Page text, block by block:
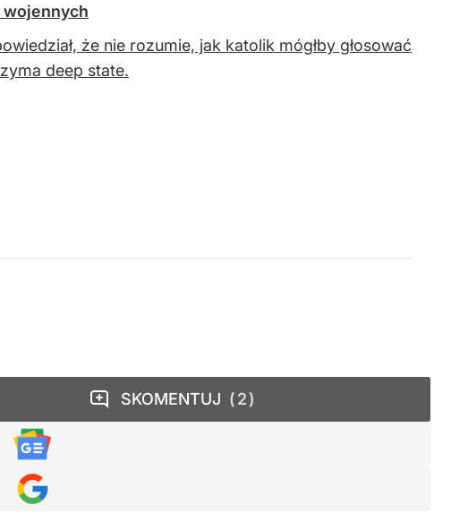
wojennych
że nie rozumie, jak katolik mógłby głosować
deep state.
SKOMENTUJ 2